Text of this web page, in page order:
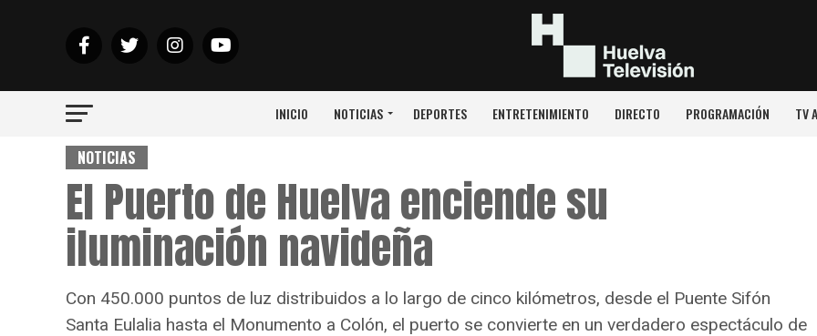
INICIO NOTICIAS DEPORTES ENTRETENIMIENTO DIRECTO PROGRAMACIÓN TV
NOTICIAS
El Puerto de Huelva enciende su
iluminación navideña
Con 450.000 puntos de luz distribuidos a lo largo de cinco kilómetros, desde el Puente Sifón
Santa Eulalia hasta el Monumento a Colón, el puerto se convierte en un verdadero espectáculo de